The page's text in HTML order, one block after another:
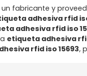
un fabricante y
adhesiva rfid
adhesiva rfid iso
etiqueta adhesiva
rfid iso 15693,